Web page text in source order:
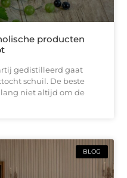
producten
gedistilleerd gaat
schuil. De beste
niet altijd om de
BLOG